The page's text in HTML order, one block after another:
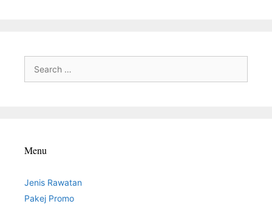
for:
Menu
Jenis Rawatan
Pakej Promo